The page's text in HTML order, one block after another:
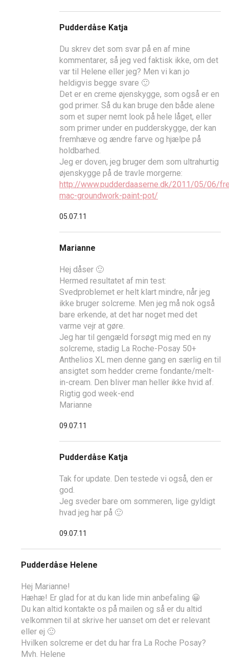
Pudderdåse Katja
Du skrev det som svar på en af mine
kommentarer, så jeg ved faktisk ikke, om det
var til Helene eller jeg? Men vi kan jo
heldigvis begge svare 🙂
Det er en creme øjenskygge, som også er en
god primer. Så du kan bruge den både alene
som et super nemt look på hele låget, eller
som primer under en pudderskygge, der kan
fremhæve og ændre farve og hjælpe på
holdbarhed.
Jeg er doven, jeg bruger dem som ultrahurtig
øjenskygge på de travle morgerne:
http://www.pudderdaaserne.dk/2011/05/06/
mac-groundwork-paint-pot/
05.07.11
Marianne
Hej dåser 🙂
Hermed resultatet af min test:
Svedproblemet er helt klart mindre, når jeg
ikke bruger solcreme. Men jeg må nok også
bare erkende, at det har noget med det
varme vejr at gøre.
Jeg har til gengæld forsøgt mig med en ny
solcreme, stadig La Roche-Posay 50+
Anthelios XL men denne gang en særlig en til
ansigtet som hedder creme fondante/melt-
in-cream. Den bliver man heller ikke hvid af.
Rigtig god week-end
Marianne
09.07.11
Pudderdåse Katja
Tak for update. Den testede vi også, den er
god.
Jeg sveder bare om sommeren, lige gyldigt
hvad jeg har på 🙂
09.07.11
Pudderdåse Helene
Hej Marianne!
Hæhæ! Er glad for at du kan lide min anbefaling 😀
Du kan altid kontakte os på mailen og så er du altid
velkommen til at skrive her uanset om det er relevant
eller ej 🙂
Hvilken solcreme er det du har fra La Roche Posay?
Mvh. Helene